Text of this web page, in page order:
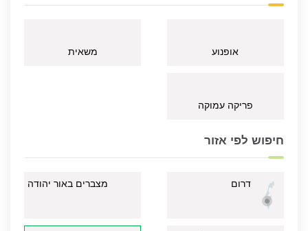
אופנוע משאית
פריקה עמוקה
חיפוש לפי אזור
דרום מצברים באור יהודה